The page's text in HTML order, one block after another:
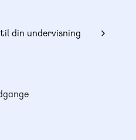
din undervisning